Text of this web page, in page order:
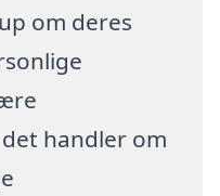
om deres
handler om